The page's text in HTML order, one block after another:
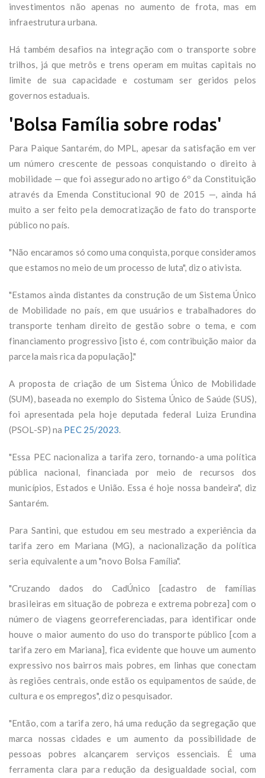
investimentos não apenas no aumento de frota, mas em
infraestrutura urbana.
Há também desafios na integração com o transporte sobre
trilhos, já que metrôs e trens operam em muitas capitais no
limite de sua capacidade e costumam ser geridos pelos
governos estaduais.
'Bolsa Família sobre rodas'
Para Paique Santarém, do MPL, apesar da satisfação em ver
um número crescente de pessoas conquistando o direito à
mobilidade — que foi assegurado no artigo 6º da Constituição
através da Emenda Constitucional 90 de 2015 —, ainda há
muito a ser feito pela democratização de fato do transporte
público no país.
"Não encaramos só como uma conquista, porque consideramos
que estamos no meio de um processo de luta", diz o ativista.
"Estamos ainda distantes da construção de um Sistema Único
de Mobilidade no país, em que usuários e trabalhadores do
transporte tenham direito de gestão sobre o tema, e com
financiamento progressivo [isto é, com contribuição maior da
parcela mais rica da população]."
A proposta de criação de um Sistema Único de Mobilidade
(SUM), baseada no exemplo do Sistema Único de Saúde (SUS),
foi apresentada pela hoje deputada federal Luiza Erundina
(PSOL-SP) na PEC 25/2023.
"Essa PEC nacionaliza a tarifa zero, tornando-a uma política
pública nacional, financiada por meio de recursos dos
municípios, Estados e União. Essa é hoje nossa bandeira", diz
Santarém.
Para Santini, que estudou em seu mestrado a experiência da
tarifa zero em Mariana (MG), a nacionalização da política
seria equivalente a um "novo Bolsa Família".
"Cruzando dados do CadÚnico [cadastro de famílias
brasileiras em situação de pobreza e extrema pobreza] com o
número de viagens georreferenciadas, para identificar onde
houve o maior aumento do uso do transporte público [com a
tarifa zero em Mariana], fica evidente que houve um aumento
expressivo nos bairros mais pobres, em linhas que conectam
às regiões centrais, onde estão os equipamentos de saúde, de
cultura e os empregos", diz o pesquisador.
"Então, com a tarifa zero, há uma redução da segregação que
marca nossas cidades e um aumento da possibilidade de
pessoas pobres alcançarem serviços essenciais. É uma
ferramenta clara para redução da desigualdade social, com